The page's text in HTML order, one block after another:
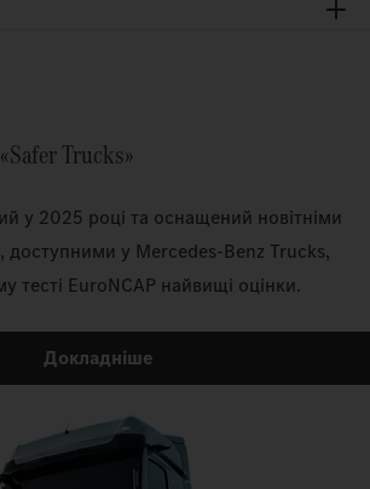
Trucks»
у 2025 році та оснащений новітніми
доступними у Mercedes-Benz Trucks,
тесті EuroNCAP найвищі оцінки.
Докладніше